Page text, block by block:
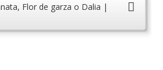
Flor de garza o Dalia |